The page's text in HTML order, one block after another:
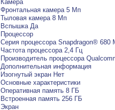
Камера
Фронтальная камера 5 Мп
Тыловая камера 8 Мп
Вспышка Да
Процессор
Серия процессора Snapdragon® 680
Частота процессора 2,4 Гц
Производитель процессора
Дополнительная информация
Изогнутый экран Нет
Основные характеристики
Оперативная память 8 ГБ
Встроенная память 256 ГБ
Экран